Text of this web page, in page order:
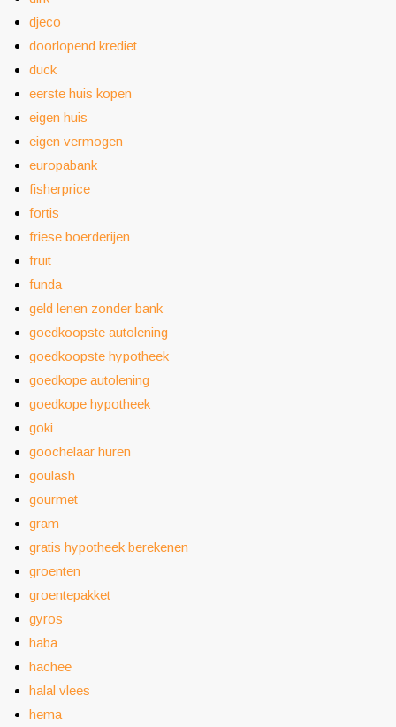
djeco
doorlopend krediet
duck
eerste huis kopen
eigen huis
eigen vermogen
europabank
fisherprice
fortis
friese boerderijen
fruit
funda
geld lenen zonder bank
goedkoopste autolening
goedkoopste hypotheek
goedkope autolening
goedkope hypotheek
goki
goochelaar huren
goulash
gourmet
gram
gratis hypotheek berekenen
groenten
groentepakket
gyros
haba
hachee
halal vlees
hema